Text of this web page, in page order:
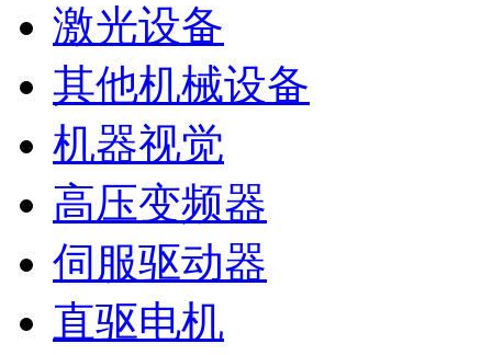
激光设备
其他机械设备
机器视觉
高压变频器
伺服驱动器
直驱电机